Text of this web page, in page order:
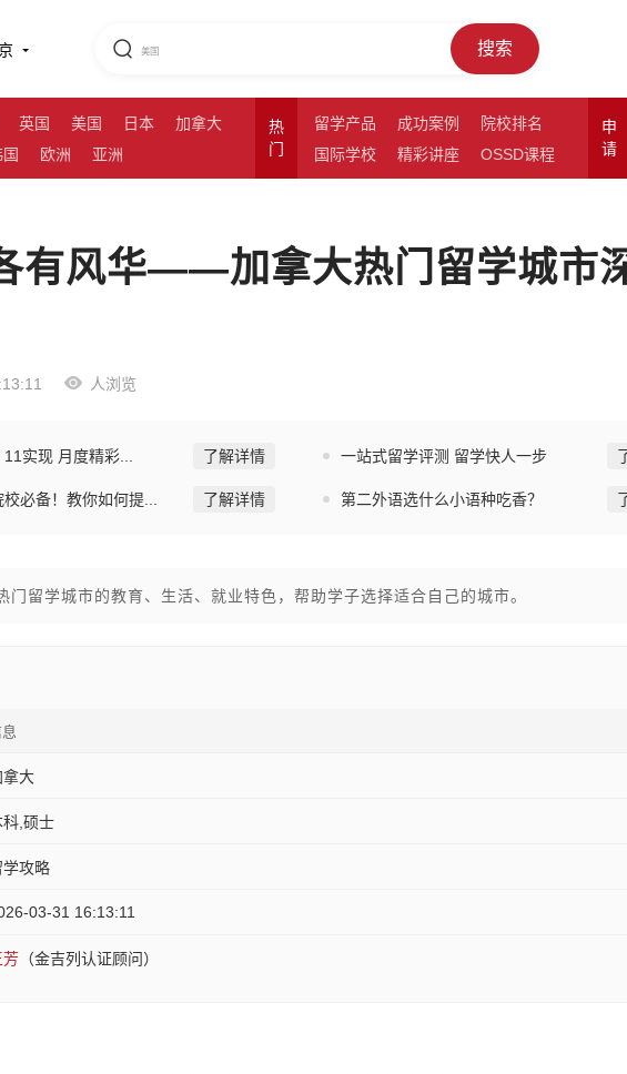
搜索
英国 美国 日本
加拿大
欧洲 亚洲
热
门
留学产品 成功案例
院校排名
国际学校
精彩讲座 OSSD课程
申
请
有风华——加拿大热门留学城市
人浏览
实现 月度精彩... 了解详情 一站式留学评测 留学快人一步
必备！教你如何提... 了解详情 第二外语选什么小语种吃香？
门留学城市的教育、生活、就业特色，帮助学子选择适合自己的城市。
拿大
科,硕士
学攻略
03-31 16:13:11
芳 （金吉列认证顾问）